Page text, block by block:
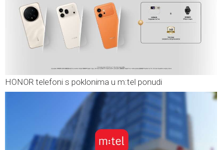
HONOR telefoni s poklonima u m:tel ponudi